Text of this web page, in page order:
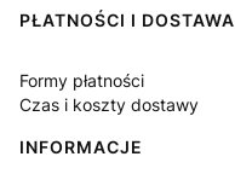
PŁATNOŚCI I DOSTAWA
Formy płatności
Czas i koszty dostawy
INFORMACJE